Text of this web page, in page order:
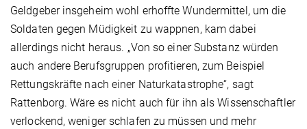
Geldgeber insgeheim wohl erhoffte Wundermittel, um die
Soldaten gegen Müdigkeit zu wappnen, kam dabei
allerdings nicht heraus. „Von so einer Substanz würden
auch andere Berufsgruppen profitieren, zum Beispiel
Rettungskräfte nach einer Naturkatastrophe“, sagt
Rattenborg. Wäre es nicht auch für ihn als Wissenschaftler
verlockend, weniger schlafen zu müssen und mehr